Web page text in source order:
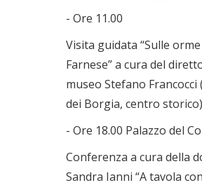
- Ore 11.00
Visita guidata “Sulle
Farnese” a cura del
museo Stefano Francocci
dei Borgia, centro
- Ore 18.00 Palazzo del
Conferenza a cura della
Sandra Ianni “A tavola con